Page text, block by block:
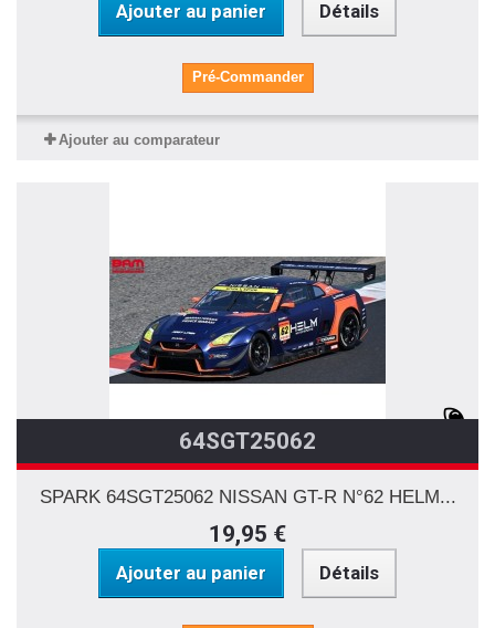
Ajouter au panier Détails
Pré-Commander
Ajouter au comparateur
64SGT25062
SPARK 64SGT25062 NISSAN GT-R N°62 HELM...
19,95 €
Ajouter au panier Détails